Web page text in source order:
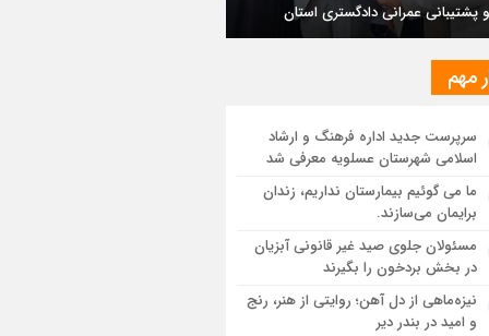
رئیس کل دادگستری استان بوشهر از
مالی و پشتیبانی عمرانی دادگستری
مرکز استان مبنای قانونی ندارد؛ با
و قیمت‌سازان برخورد می‌کنیم
و بندر دیر در فهرست داغ‌ترین نقاط جهان؛
و شرق ایران زیر آتش تابستان
پشتیبانی عمرانی دادگستری استان
مهم
سرپرست جدید اداره فرهنگ و ارشاد
اسلامی شهرستان عسلویه معرفی شد
ما می گوئیم بیمارستان نداریم، زندان
برایمان می‌سازند.
مسئولان جلوی صید غیر قانونی آبزیان
در بخش بردخون را بگیرند
نیزه‌ماهی از دل آهن؛ روایتی از هنر، رنج
و امید در بندر دیر